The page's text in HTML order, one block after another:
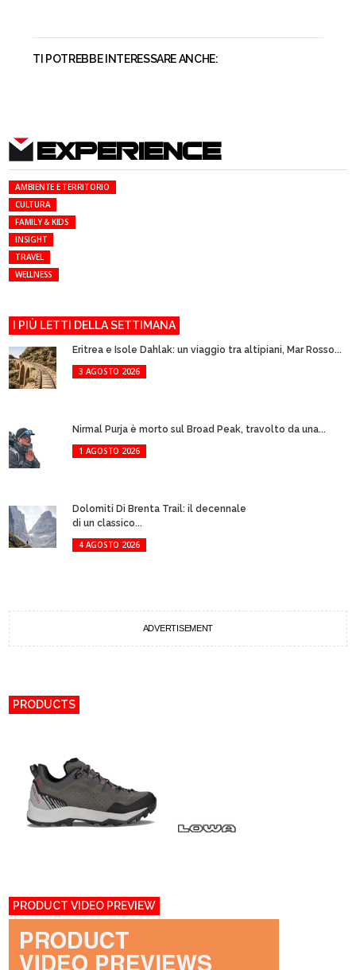
TI POTREBBE INTERESSARE ANCHE:
EXPERIENCE
AMBIENTE E TERRITORIO
CULTURA
FAMILY & KIDS
INSIGHT
TRAVEL
WELLNESS
I PIÙ LETTI DELLA SETTIMANA
Eritrea e Isole Dahlak: un viaggio tra altipiani, Mar Rosso...
3 AGOSTO 2026
Nirmal Purja è morto sul Broad Peak, travolto da una...
1 AGOSTO 2026
Dolomiti Di Brenta Trail: il decennale
di un classico...
4 AGOSTO 2026
ADVERTISEMENT
PRODUCTS
PRODUCT VIDEO PREVIEW